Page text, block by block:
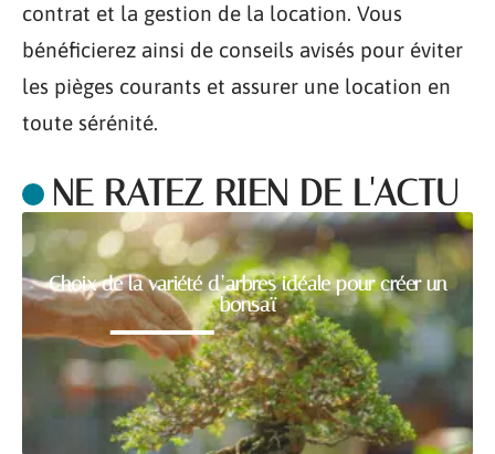
contrat et la gestion de la location. Vous
bénéficierez ainsi de conseils avisés pour éviter
les pièges courants et assurer une location en
toute sérénité.
NE RATEZ RIEN DE L'ACTU
Choix de la variété d’arbres idéale pour créer un
bonsaï